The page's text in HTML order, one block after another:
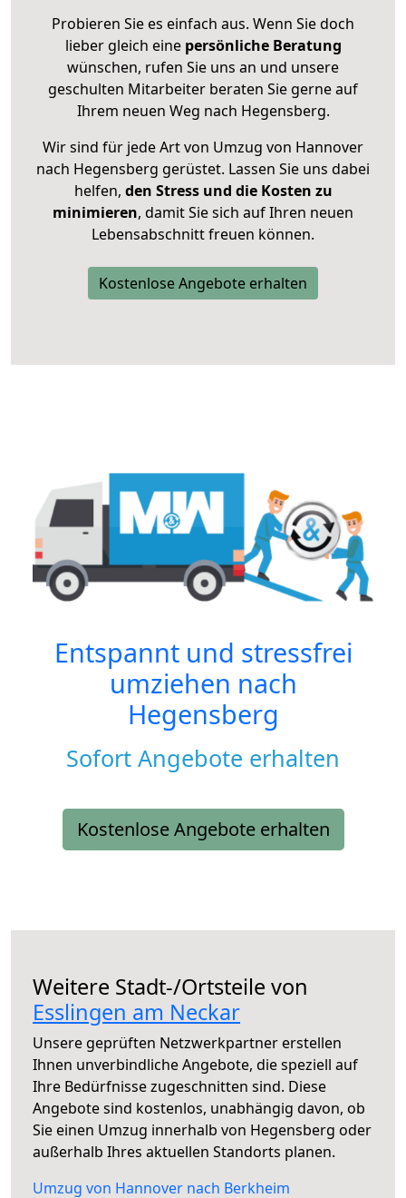
Probieren Sie es einfach aus. Wenn Sie doch
lieber gleich eine persönliche Beratung
wünschen, rufen Sie uns an und unsere
geschulten Mitarbeiter beraten Sie gerne auf
Ihrem neuen Weg nach Hegensberg.
Wir sind für jede Art von Umzug von Hannover
nach Hegensberg gerüstet. Lassen Sie uns dabei
helfen, den Stress und die Kosten zu
minimieren, damit Sie sich auf Ihren neuen
Lebensabschnitt freuen können.
Kostenlose Angebote erhalten
Entspannt und stressfrei
umziehen nach
Hegensberg
Sofort Angebote erhalten
Kostenlose Angebote erhalten
Weitere Stadt-/Ortsteile von
Esslingen am Neckar
Unsere geprüften Netzwerkpartner erstellen
Ihnen unverbindliche Angebote, die speziell auf
Ihre Bedürfnisse zugeschnitten sind. Diese
Angebote sind kostenlos, unabhängig davon, ob
Sie einen Umzug innerhalb von Hegensberg oder
außerhalb Ihres aktuellen Standorts planen.
Umzug von Hannover nach Berkheim